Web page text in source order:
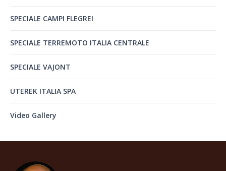
SPECIALE CAMPI FLEGREI
SPECIALE TERREMOTO ITALIA CENTRALE
SPECIALE VAJONT
UTEREK ITALIA SPA
Video Gallery